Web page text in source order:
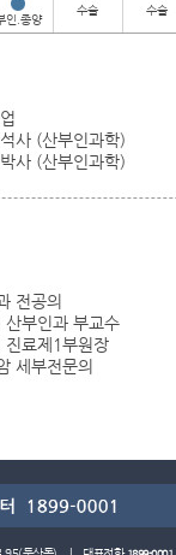
인.종양
수술 수술
사 (산부인과학)
사 (산부인과학)
전공의
산부인과 부교수
진료제1부원장
세부전문의